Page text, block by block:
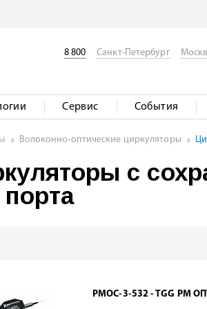
Волоконно-оптические циркуляторы
с
PMOC-3-532 - TGG PM
8 800 Санкт-Петербург
Сервис События